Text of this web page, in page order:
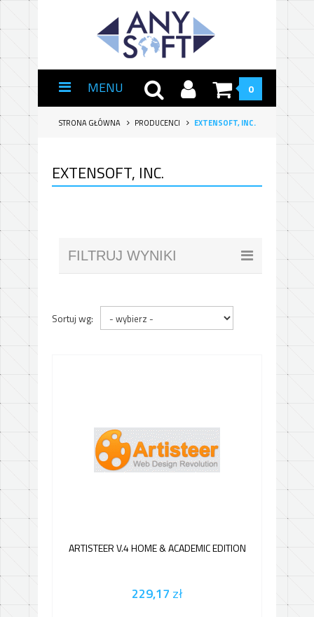
MENU 0
STRONA GŁÓWNA PRODUCENCI EXTENSOFT, INC.
EXTENSOFT, INC.
FILTRUJ WYNIKI
Sortuj wg:
ARTISTEER V.4 HOME & ACADEMIC EDITION
229,17 zł